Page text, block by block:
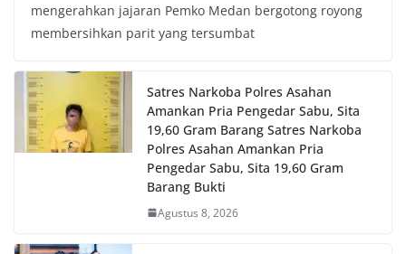
mengerahkan jajaran Pemko Medan bergotong royong
membersihkan parit yang tersumbat
Satres Narkoba Polres Asahan
Amankan Pria Pengedar Sabu, Sita
19,60 Gram Barang Satres Narkoba
Polres Asahan Amankan Pria
Pengedar Sabu, Sita 19,60 Gram
Barang Bukti
Agustus 8, 2026